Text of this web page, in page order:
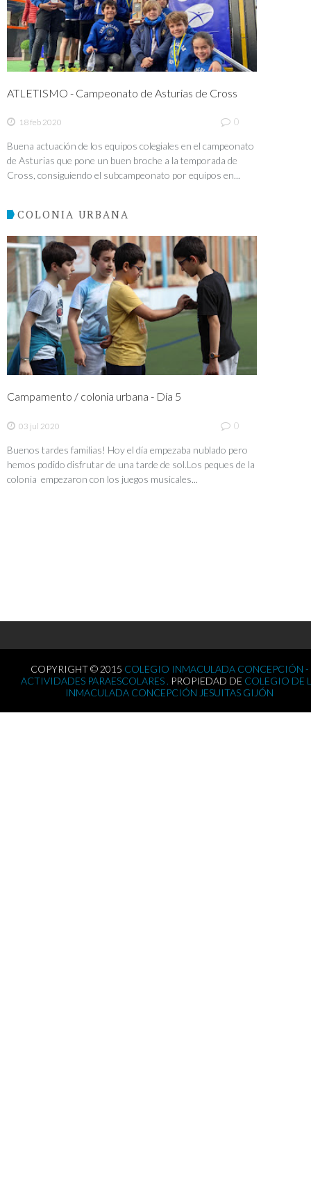
ATLETISMO - Campeonato de Asturias de Cross
18 feb 2020 0
Buena actuación de los equipos colegiales en el campeonato
de Asturias que pone un buen broche a la temporada de
Cross, consiguiendo el subcampeonato por equipos en...
COLONIA URBANA
Campamento / colonia urbana - Día 5
03 jul 2020 0
Buenos tardes familias! Hoy el día empezaba nublado pero
hemos podido disfrutar de una tarde de sol.Los peques de la
colonia empezaron con los juegos musicales...
COPYRIGHT © 2015 COLEGIO INMACULADA CONCEPCIÓN -
ACTIVIDADES PARAESCOLARES . PROPIEDAD DE COLEGIO DE
INMACULADA CONCEPCIÓN JESUITAS GIJÓN